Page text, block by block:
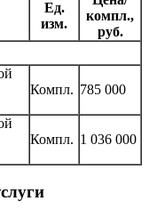
Ед.
изм.
компл.,
руб.
Компл. 785 000
Компл. 1 036 000